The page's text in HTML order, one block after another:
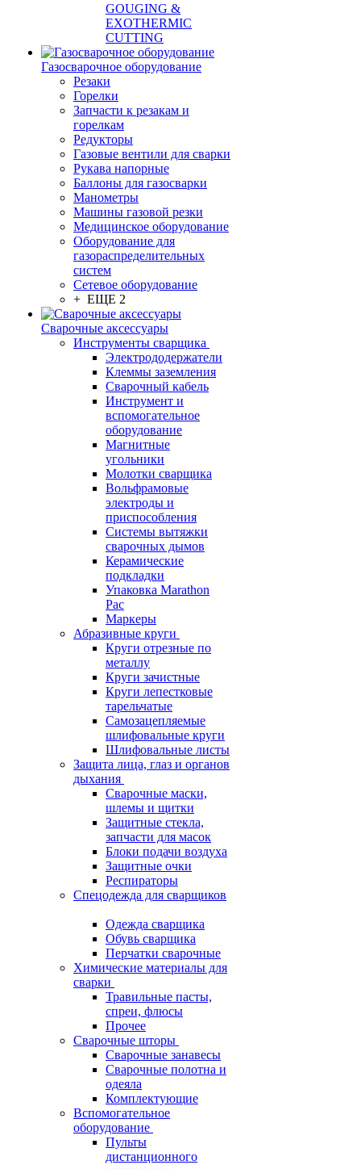
GOUGING &
EXOTHERMIC
CUTTING
Газосварочное оборудование
Резаки
Горелки
Запчасти к резакам и
горелкам
Редукторы
Газовые вентили для сварки
Рукава напорные
Баллоны для газосварки
Манометры
Машины газовой резки
Медицинское оборудование
Оборудование для
газораспределительных
систем
Сетевое оборудование
+ ЕЩЕ 2
Сварочные аксессуары
Инструменты сварщика
Электрододержатели
Клеммы заземления
Сварочный кабель
Инструмент и
вспомогательное
оборудование
Магнитные
угольники
Молотки сварщика
Вольфрамовые
электроды и
приспособления
Системы вытяжки
сварочных дымов
Керамические
подкладки
Упаковка Marathon
Pac
Маркеры
Абразивные круги
Круги отрезные по
металлу
Круги зачистные
Круги лепестковые
тарельчатые
Самозацепляемые
шлифовальные круги
Шлифовальные листы
Защита лица, глаз и органов
дыхания
Сварочные маски,
шлемы и щитки
Защитные стекла,
запчасти для масок
Блоки подачи воздуха
Защитные очки
Респираторы
Спецодежда для сварщиков
Одежда сварщика
Обувь сварщика
Перчатки сварочные
Химические материалы для
сварки
Травильные пасты,
спреи, флюсы
Прочее
Сварочные шторы
Сварочные занавесы
Сварочные полотна и
одеяла
Комплектующие
Вспомогательное
оборудование
Пульты
дистанционного